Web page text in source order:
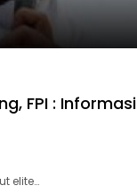
FPI : Informasi
elite…